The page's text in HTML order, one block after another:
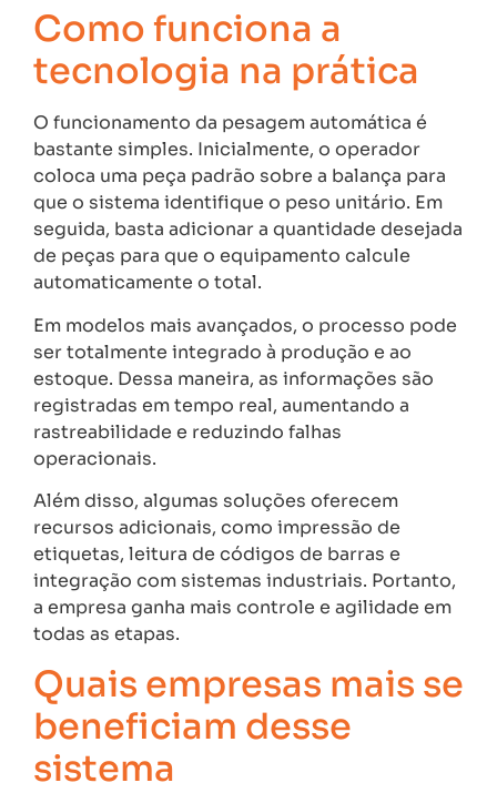
Como funciona a
tecnologia na prática
O funcionamento da pesagem automática é
bastante simples. Inicialmente, o operador
coloca uma peça padrão sobre a balança para
que o sistema identifique o peso unitário. Em
seguida, basta adicionar a quantidade desejada
de peças para que o equipamento calcule
automaticamente o total.
Em modelos mais avançados, o processo pode
ser totalmente integrado à produção e ao
estoque. Dessa maneira, as informações são
registradas em tempo real, aumentando a
rastreabilidade e reduzindo falhas
operacionais.
Além disso, algumas soluções oferecem
recursos adicionais, como impressão de
etiquetas, leitura de códigos de barras e
integração com sistemas industriais. Portanto,
a empresa ganha mais controle e agilidade em
todas as etapas.
Quais empresas mais se
beneficiam desse
sistema